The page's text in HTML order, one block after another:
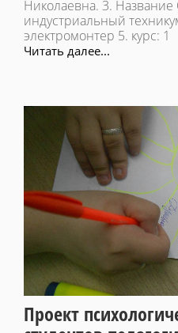
Николаевна. 3.
индустриальный
электромонтер 5. курс: 1
Читать далее...
Проект